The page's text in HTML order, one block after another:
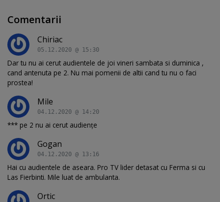
Comentarii
Chiriac
05.12.2020 @ 15:30
Dar tu nu ai cerut audientele de joi vineri sambata si duminica ,
cand antenuta pe 2. Nu mai pomenii de altii cand tu nu o faci
prostea!
Mile
04.12.2020 @ 14:20
*** pe 2 nu ai cerut audiențe
Gogan
04.12.2020 @ 13:16
Hai cu audientele de aseara. Pro TV lider detasat cu Ferma si cu
Las Fierbinti. Mile luat de ambulanta.
Ortic